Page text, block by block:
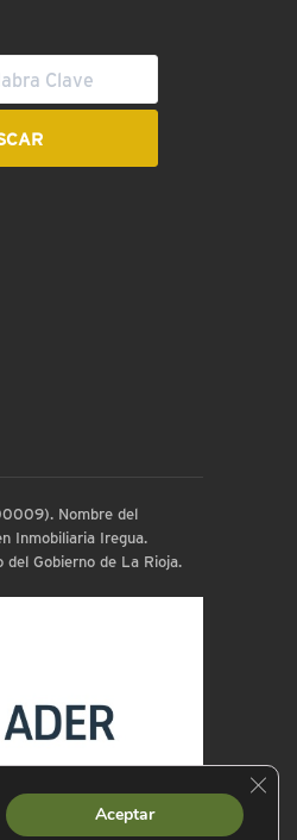
Nombre del
Inmobiliaria Iregua.
Gobierno de La Rioja.
Aceptar